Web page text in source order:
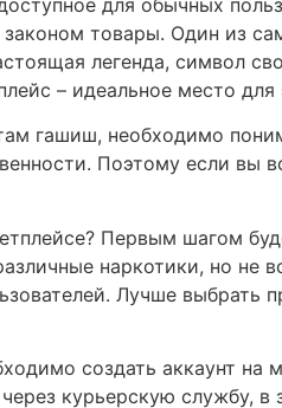
для обычных
товары. Один из
легенда, символ
– идеальное место для
гашиш, необходимо
Поэтому если вы
Первым шагом
наркотики, но не
Лучше
создать аккаунт на
курьерскую службу,